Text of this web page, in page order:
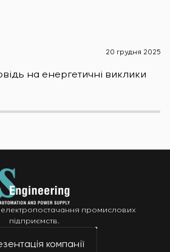
20 грудня 2025
на енергетичні виклики
електропостачання промислових
підприємств.
компанії